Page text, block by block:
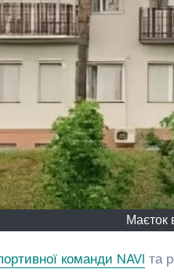
Маєток
команди NAVI та